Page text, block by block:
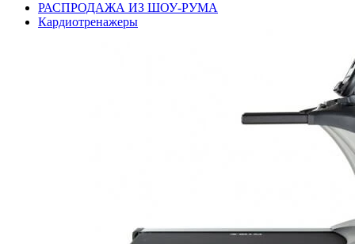
РАСПРОДАЖА ИЗ ШОУ-РУМА
Кардиотренажеры